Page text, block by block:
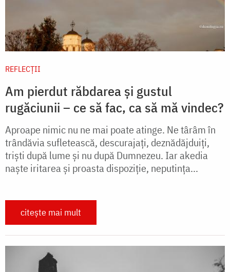
REFLECȚII
Am pierdut răbdarea și gustul
rugăciunii – ce să fac, ca să mă vindec?
Aproape nimic nu ne mai poate atinge. Ne târâm în
trândăvia sufletească, descurajaţi, deznădăjduiţi,
trişti după lume şi nu după Dumnezeu. Iar akedia
naşte iritarea şi proasta dispoziţie, neputinţa...
citește mai mult